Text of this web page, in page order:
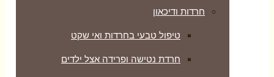
חרדות ודיכאון
טיפול טבעי בחרדות ואי שקט
חרדת נטישה ופרידה אצל ילדים